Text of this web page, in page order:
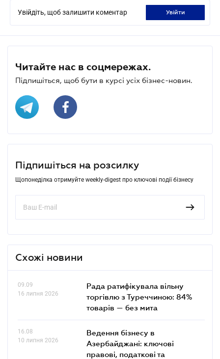
Увійдіть, щоб залишити коментар увійти
Читайте нас в соцмережах.
Підпишіться, щоб бути в курсі усіх бізнес-новин.
Підпишіться на розсилку
Щопонеділка отримуйте weekly-digest про ключові події бізнесу
Схожі новини
09.09
16 липня 2026
Рада ратифікувала вільну
торгівлю з Туреччиною: 84%
товарів — без мита
16.08
10 липня 2026
Ведення бізнесу в
Азербайджані: ключові
правові, податкові та